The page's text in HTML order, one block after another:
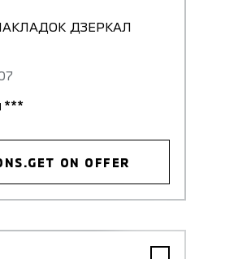
ДЗЕРКАЛ
***
ON OFFER